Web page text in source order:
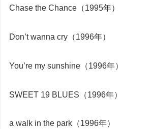
Chase the Chance（1995年）
Don’t wanna cry（1996年）
You’re my sunshine（1996年）
SWEET 19 BLUES（1996年）
a walk in the park（1996年）